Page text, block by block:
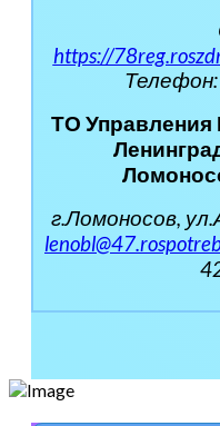
https://
ТО Управления
г.Ломоносов,